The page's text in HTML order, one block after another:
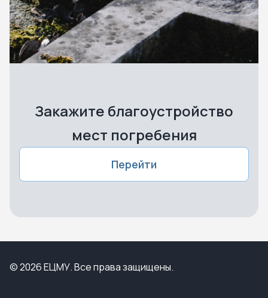
Закажите благоустройство
мест погребения
Перейти
© 2026 ЕЦМУ. Все права защищены.